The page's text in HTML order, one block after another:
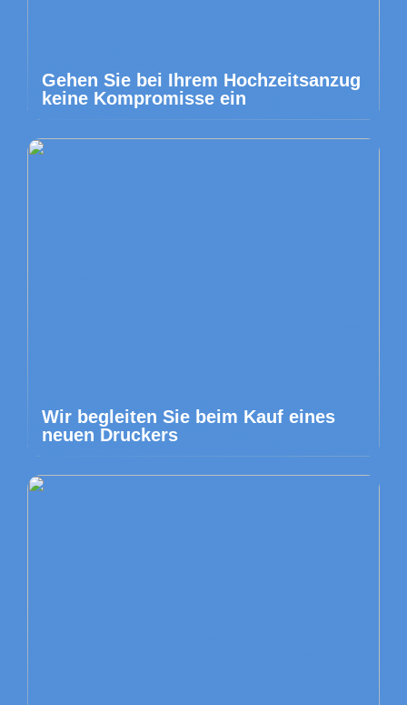
Gehen Sie bei Ihrem Hochzeitsanzug
keine Kompromisse ein
Wir begleiten Sie beim Kauf eines
neuen Druckers